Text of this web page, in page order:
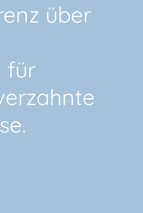
über
für